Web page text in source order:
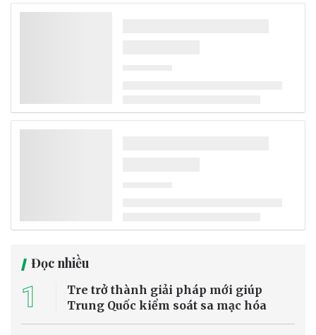
Đọc nhiều
1
Tre trở thành giải pháp mới giúp
Trung Quốc kiểm soát sa mạc hóa